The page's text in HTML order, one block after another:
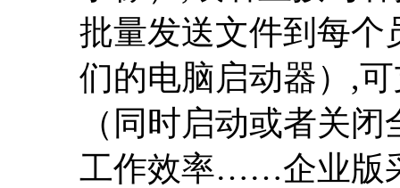
批量发送文件到每个
们的电脑启动器）,
（同时启动或者关
工作效率……企业版